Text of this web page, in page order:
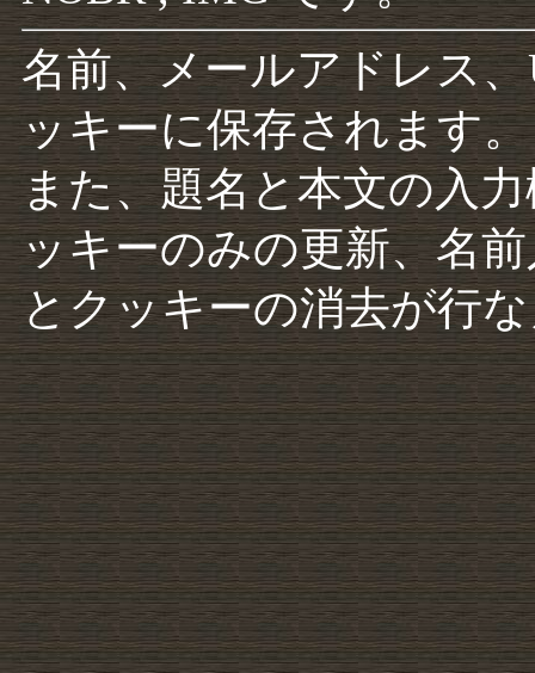
名前、メールアドレス
ッキーに保存されます。
また、題名と本文の入
ッキーのみの更新、名
とクッキーの消去が行